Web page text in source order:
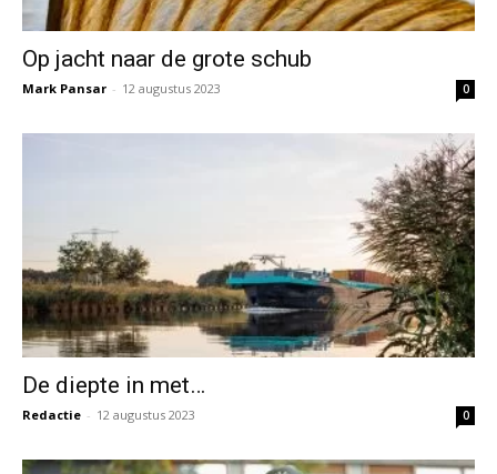
Op jacht naar de grote schub
Mark Pansar - 12 augustus 2023 0
De diepte in met…
Redactie - 12 augustus 2023 0